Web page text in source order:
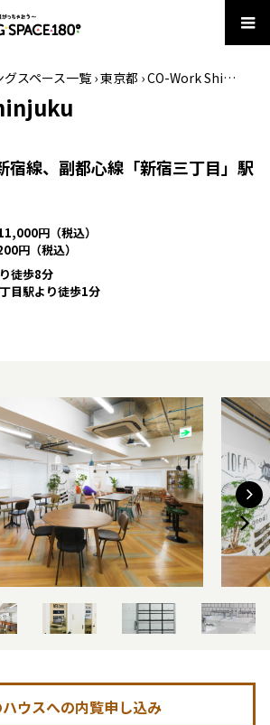
グスペース一覧 ›東京都 ›CO-Work Shinjuku
宿線、副都心線「新宿三丁目」駅
円（税込）
円（税込）
徒歩8分
目駅より徒歩1分
ハウスへの内覧申し込み